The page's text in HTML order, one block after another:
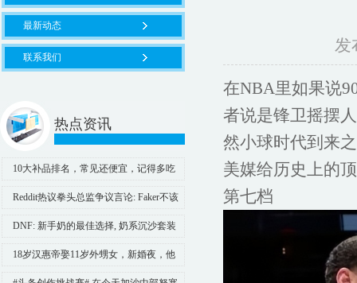
最新动态
联系我们
热点资讯
10大补品排名，常见还便宜，记得多吃
点！ 第10：海参 提到海参，许
Reddit热议拳头总监争议言论: Faker不该
成为敛财的噱头!
DNF: 新手奶的最佳选择, 奶系沉沙套装
改版分析
18岁汉惠帝娶11岁外甥女，新婚夜，他
悄悄说：无人时，你叫我舅舅
发
在NBA里如果说
者说是锋卫摇摆
然小球时代到来
美媒给历史上的
第七档